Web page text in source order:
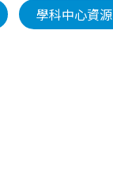
學科中心資源